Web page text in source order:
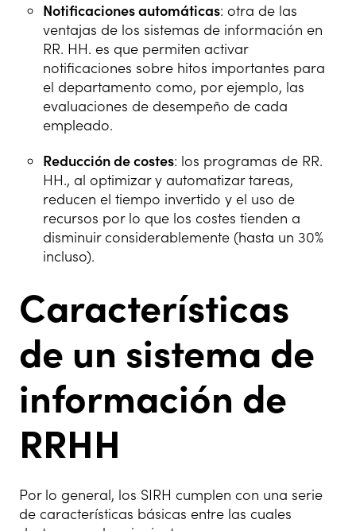
Notificaciones automáticas: otra de las
ventajas de los sistemas de información en
RR. HH. es que permiten activar
notificaciones sobre hitos importantes para
el departamento como, por ejemplo, las
evaluaciones de desempeño de cada
empleado.
Reducción de costes: los programas de RR.
HH., al optimizar y automatizar tareas,
reducen el tiempo invertido y el uso de
recursos por lo que los costes tienden a
disminuir considerablemente (hasta un 30%
incluso).
Características
de un sistema de
información de
RRHH
Por lo general, los SIRH cumplen con una serie
de características básicas entre las cuales